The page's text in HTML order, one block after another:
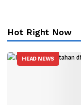
Hot Right Now
HEAD NEWS